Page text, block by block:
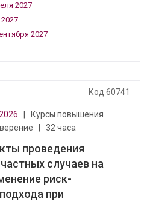
2027
2027
Код 60741
Курсы повышения
32 часа
проведения
случаев на
риск-
при